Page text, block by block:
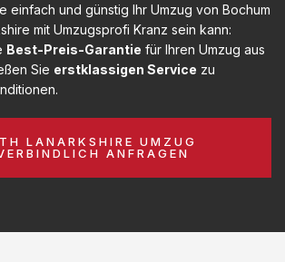
einfach und günstig Ihr Umzug von Bochum
mit Umzugsprofi Kranz sein kann:
Best-Preis-Garantie für Ihren Umzug aus
Sie erstklassigen Service zu
LANARKSHIRE UMZUG
ANFRAGEN